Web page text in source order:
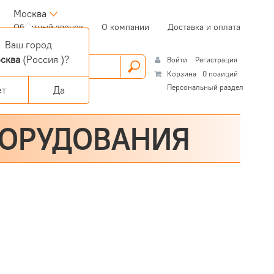
Москва
Обратный звонок(current)О компании Доставка и оплата
Войти
Регистрация
Корзина
0 позиций
Персональный раздел
Ваш город
(Россия )?
Да